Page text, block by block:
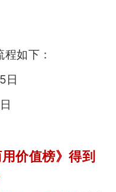
如下：
日
价值榜》得到